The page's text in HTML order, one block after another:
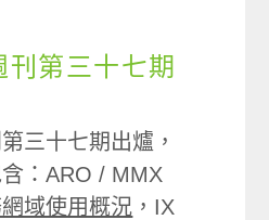
刊第三十七期
三十七期出爐，
：ARO / MMX
域使用概況 ，IX